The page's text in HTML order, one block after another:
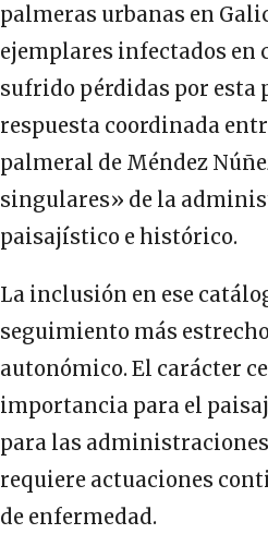
palmeras urbanas en
ejemplares infectados en
sufrido pérdidas por esta
respuesta coordinada
palmeral de Méndez
singulares» de la
paisajístico e histórico.
La inclusión en ese
seguimiento más
autonómico. El carácter
importancia para el
para las
requiere actuaciones
de enfermedad.